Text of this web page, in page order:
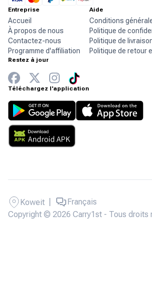
Entreprise
Accueil
À propos de nous
Contactez-nous
Programme d'affiliation
Aide
Conditions
Politique de
Politique de
Politique de retour
Restez à jour
Téléchargez l'application
Copyright © 2026 Carry1st - Tous droits
Koweit Français